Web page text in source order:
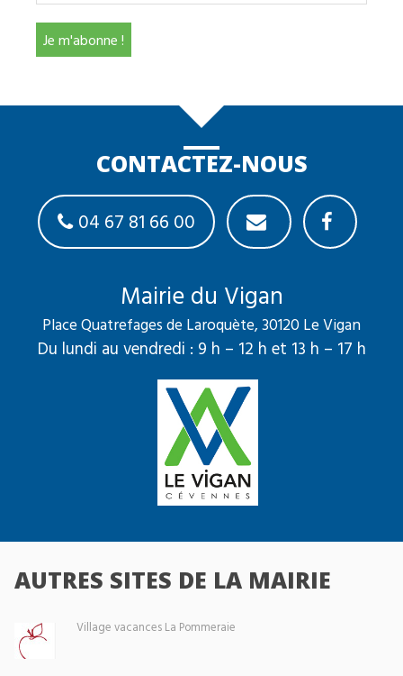
CONTACTEZ-NOUS
04 67 81 66 00
Mairie du Vigan
Place Quatrefages de Laroquète, 30120 Le Vigan
Du lundi au vendredi : 9 h – 12 h et 13 h – 17 h
AUTRES SITES DE LA MAIRIE
Village vacances La Pommeraie